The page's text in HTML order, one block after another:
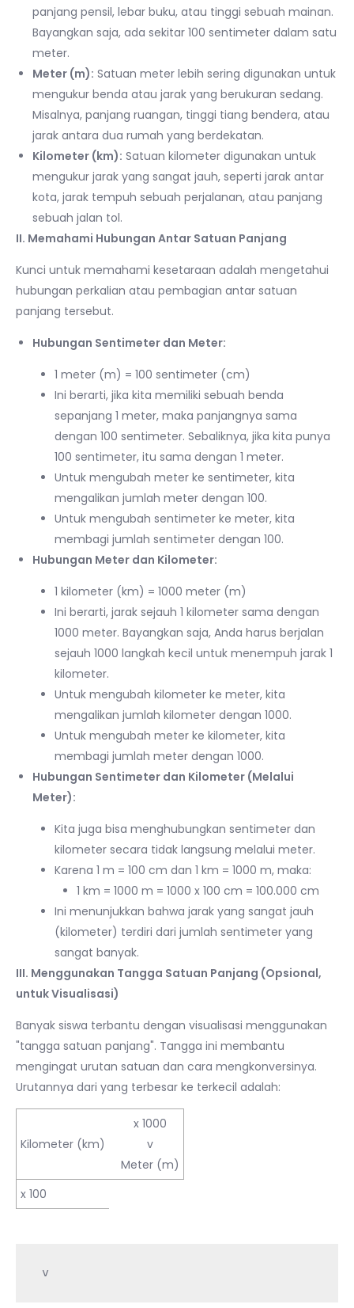
panjang pensil, lebar buku, atau tinggi sebuah mainan.
Bayangkan saja, ada sekitar 100 sentimeter dalam satu
meter.
Meter (m): Satuan meter lebih sering digunakan untuk
mengukur benda atau jarak yang berukuran sedang.
Misalnya, panjang ruangan, tinggi tiang bendera, atau
jarak antara dua rumah yang berdekatan.
Kilometer (km): Satuan kilometer digunakan untuk
mengukur jarak yang sangat jauh, seperti jarak antar
kota, jarak tempuh sebuah perjalanan, atau panjang
sebuah jalan tol.
II. Memahami Hubungan Antar Satuan Panjang
Kunci untuk memahami kesetaraan adalah mengetahui
hubungan perkalian atau pembagian antar satuan
panjang tersebut.
Hubungan Sentimeter dan Meter:
1 meter (m) = 100 sentimeter (cm)
Ini berarti, jika kita memiliki sebuah benda
sepanjang 1 meter, maka panjangnya sama
dengan 100 sentimeter. Sebaliknya, jika kita punya
100 sentimeter, itu sama dengan 1 meter.
Untuk mengubah meter ke sentimeter, kita
mengalikan jumlah meter dengan 100.
Untuk mengubah sentimeter ke meter, kita
membagi jumlah sentimeter dengan 100.
Hubungan Meter dan Kilometer:
1 kilometer (km) = 1000 meter (m)
Ini berarti, jarak sejauh 1 kilometer sama dengan
1000 meter. Bayangkan saja, Anda harus berjalan
sejauh 1000 langkah kecil untuk menempuh jarak 1
kilometer.
Untuk mengubah kilometer ke meter, kita
mengalikan jumlah kilometer dengan 1000.
Untuk mengubah meter ke kilometer, kita
membagi jumlah meter dengan 1000.
Hubungan Sentimeter dan Kilometer (Melalui
Meter):
Kita juga bisa menghubungkan sentimeter dan
kilometer secara tidak langsung melalui meter.
Karena 1 m = 100 cm dan 1 km = 1000 m, maka:
1 km = 1000 m = 1000 x 100 cm = 100.000 cm
Ini menunjukkan bahwa jarak yang sangat jauh
(kilometer) terdiri dari jumlah sentimeter yang
sangat banyak.
III. Menggunakan Tangga Satuan Panjang (Opsional,
untuk Visualisasi)
Banyak siswa terbantu dengan visualisasi menggunakan
"tangga satuan panjang". Tangga ini membantu
mengingat urutan satuan dan cara mengkonversinya.
Urutannya dari yang terbesar ke terkecil adalah:
Kilometer (km)
x 1000
v
Meter (m)
x 100
v